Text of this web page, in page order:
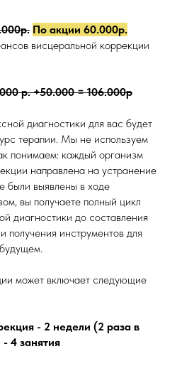
По акции 60.000р.
висцеральной коррекции
р. +50.000 = 106.000р
диагностики для вас будет
терапии. Мы не используем
понимаем: каждый организм
направлена на устранение
были выявлены в ходе
вы получаете полный цикл
диагностики до составления
получения инструментов для
может включает следующие
- 2 недели (2 раза в
4 занятия